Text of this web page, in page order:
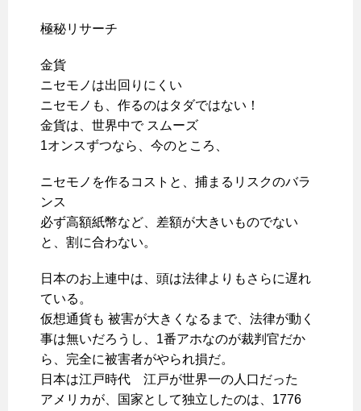
極秘リサーチ
金貨
ニセモノは出回りにくい
ニセモノも、作るのはタダではない！
金貨は、世界中で スムーズ
1オンスずつなら、今のところ、
ニセモノを作るコストと、捕まるリスクのバラ
ンス
必ず高額紙幣など、差額が大きいものでない
と、割に合わない。
日本のお上連中は、頭は法律よりもさらに遅れ
ている。
仮想通貨も 被害が大きくなるまで、法律が動く
事は無いだろうし、1番アホなのが裁判官だか
ら、完全に被害者がやられ損だ。
日本は江戸時代 江戸が世界一の人口だった
アメリカが、国家として独立したのは、1776